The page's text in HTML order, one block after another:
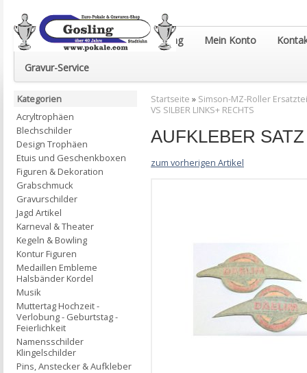
Euro-Pokale & Gravur-Shop Gosling Mein Konto
Gravur-Service
Startseite » Simson-MZ-Roller
VS SILBER LINKS+ RECHTS
AUFKLEBER
zum vorherigen Artikel
Kategorien
Acryltrophäen
Blechschilder
Design Trophäen
Etuis und Geschenkboxen
Figuren & Dekoration
Grabschmuck
Gravurschilder
Jagd Artikel
Karneval & Theater
Kegeln & Bowling
Kontur Figuren
Medaillen Embleme
Halsbänder Kordel
Musik
Muttertag Hochzeit -
Verlobung - Geburtstag -
Feierlichkeit
Namensschilder
Klingelschilder
Pins, Anstecker & Aufkleber